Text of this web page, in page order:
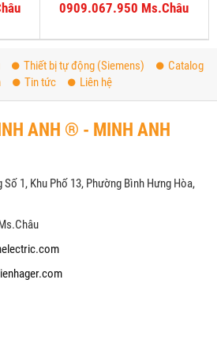
0909.067.950 Ms.Châu
Thiết bị tự động (Siemens)
Catalog
Tin tức Liên hệ
ANH ® - MINH ANH
1, Khu Phố 13, Phường Bình Hưng Hòa,